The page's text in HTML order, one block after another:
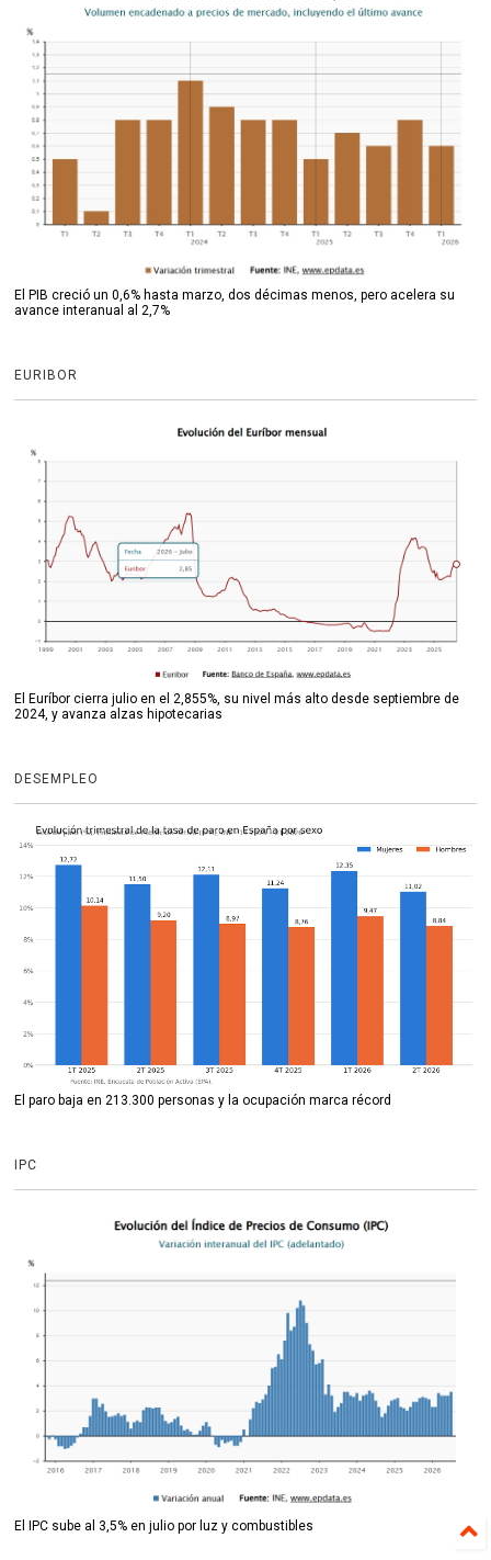
El PIB creció un 0,6% hasta marzo, dos décimas menos, pero acelera su
avance interanual al 2,7%
EURIBOR
El Euríbor cierra julio en el 2,855%, su nivel más alto desde septiembre de
2024, y avanza alzas hipotecarias
DESEMPLEO
El paro baja en 213.300 personas y la ocupación marca récord
IPC
El IPC sube al 3,5% en julio por luz y combustibles